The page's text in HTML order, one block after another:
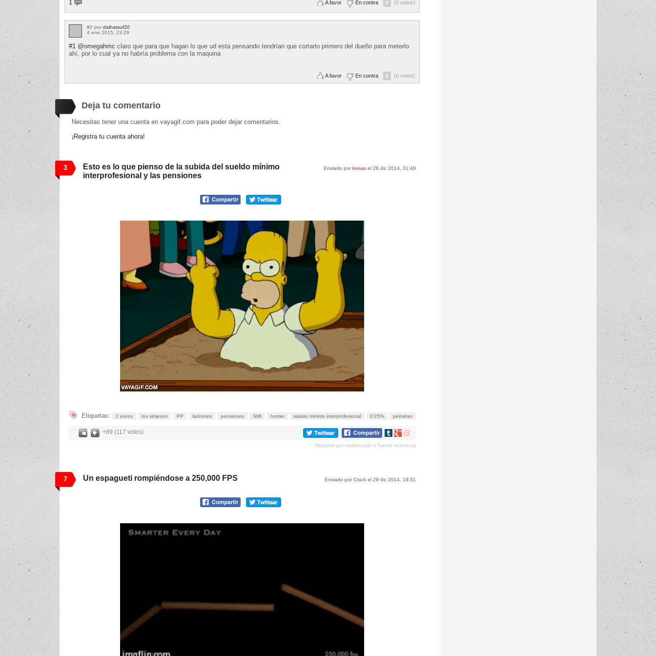
1
A favor En contra 0 (0 votos)
#2 por daihatsuf20
4 ene 2015, 23:29
#1 @omegahmc claro que para que hagan lo que ud esta pensando tendrían que cortarlo primero del dueño para meterlo
ahí, por lo cual ya no habría problema con la maquina
A favor En contra 0 (0 votos)
Deja tu comentario
Necesitas tener una cuenta en vayagif.com para poder dejar comentarios.
¡Registra tu cuenta ahora!
3 Enviado porkonas el 28 dic 2014, 01:49
Esto es lo que pienso de la subida del sueldo mínimo
interprofesional y las pensiones
Etiquetas: 2 euros los simpson PP ladrones pensiones SMI homer salario minimo interprofesional 0'25% peinetas
+89 (117 votos)
Compartir
tumblr
Compartir
Google+
Compartir
meneame
Reportar por inadecuado o fuente incorrecta
7 Enviado por Crack el 29 dic 2014, 19:31
Un espagueti rompiéndose a 250,000 FPS